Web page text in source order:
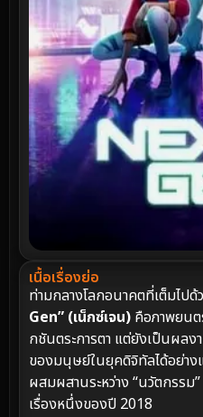
เนื้อเรื่องย่อ
ท่ามกลางโลกอนาคตที่เต็มไปด้
Gen” (เน็กซ์เจน) คือภาพยน
กชันตระการตา แต่ยังเป็นผลง
ของมนุษย์ในยุคดิจิทัลได้อย่า
ผสมผสานระหว่าง “นวัตกรรม”
เรื่องหนึ่งของปี 2018